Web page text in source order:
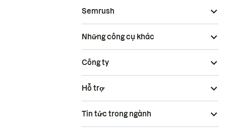
Semrush
Những công cụ khác
Công ty
Hỗ trợ
Tin tức trong ngành